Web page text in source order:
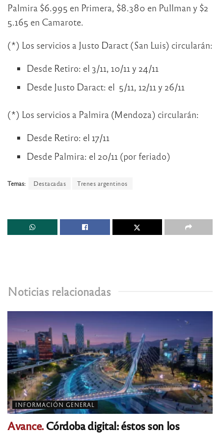
Palmira $6.995 en Primera, $8.380 en Pullman y $2
5.165 en Camarote.
(*) Los servicios a Justo Daract (San Luis) circularán:
Desde Retiro: el 3/11, 10/11 y 24/11
Desde Justo Daract: el 5/11, 12/11 y 26/11
(*) Los servicios a Palmira (Mendoza) circularán:
Desde Retiro: el 17/11
Desde Palmira: el 20/11 (por feriado)
Temas: Destacadas Trenes argentinos
Noticias relacionadas
INFORMACIÓN GENERAL
Avance.Córdoba digital: éstos son los